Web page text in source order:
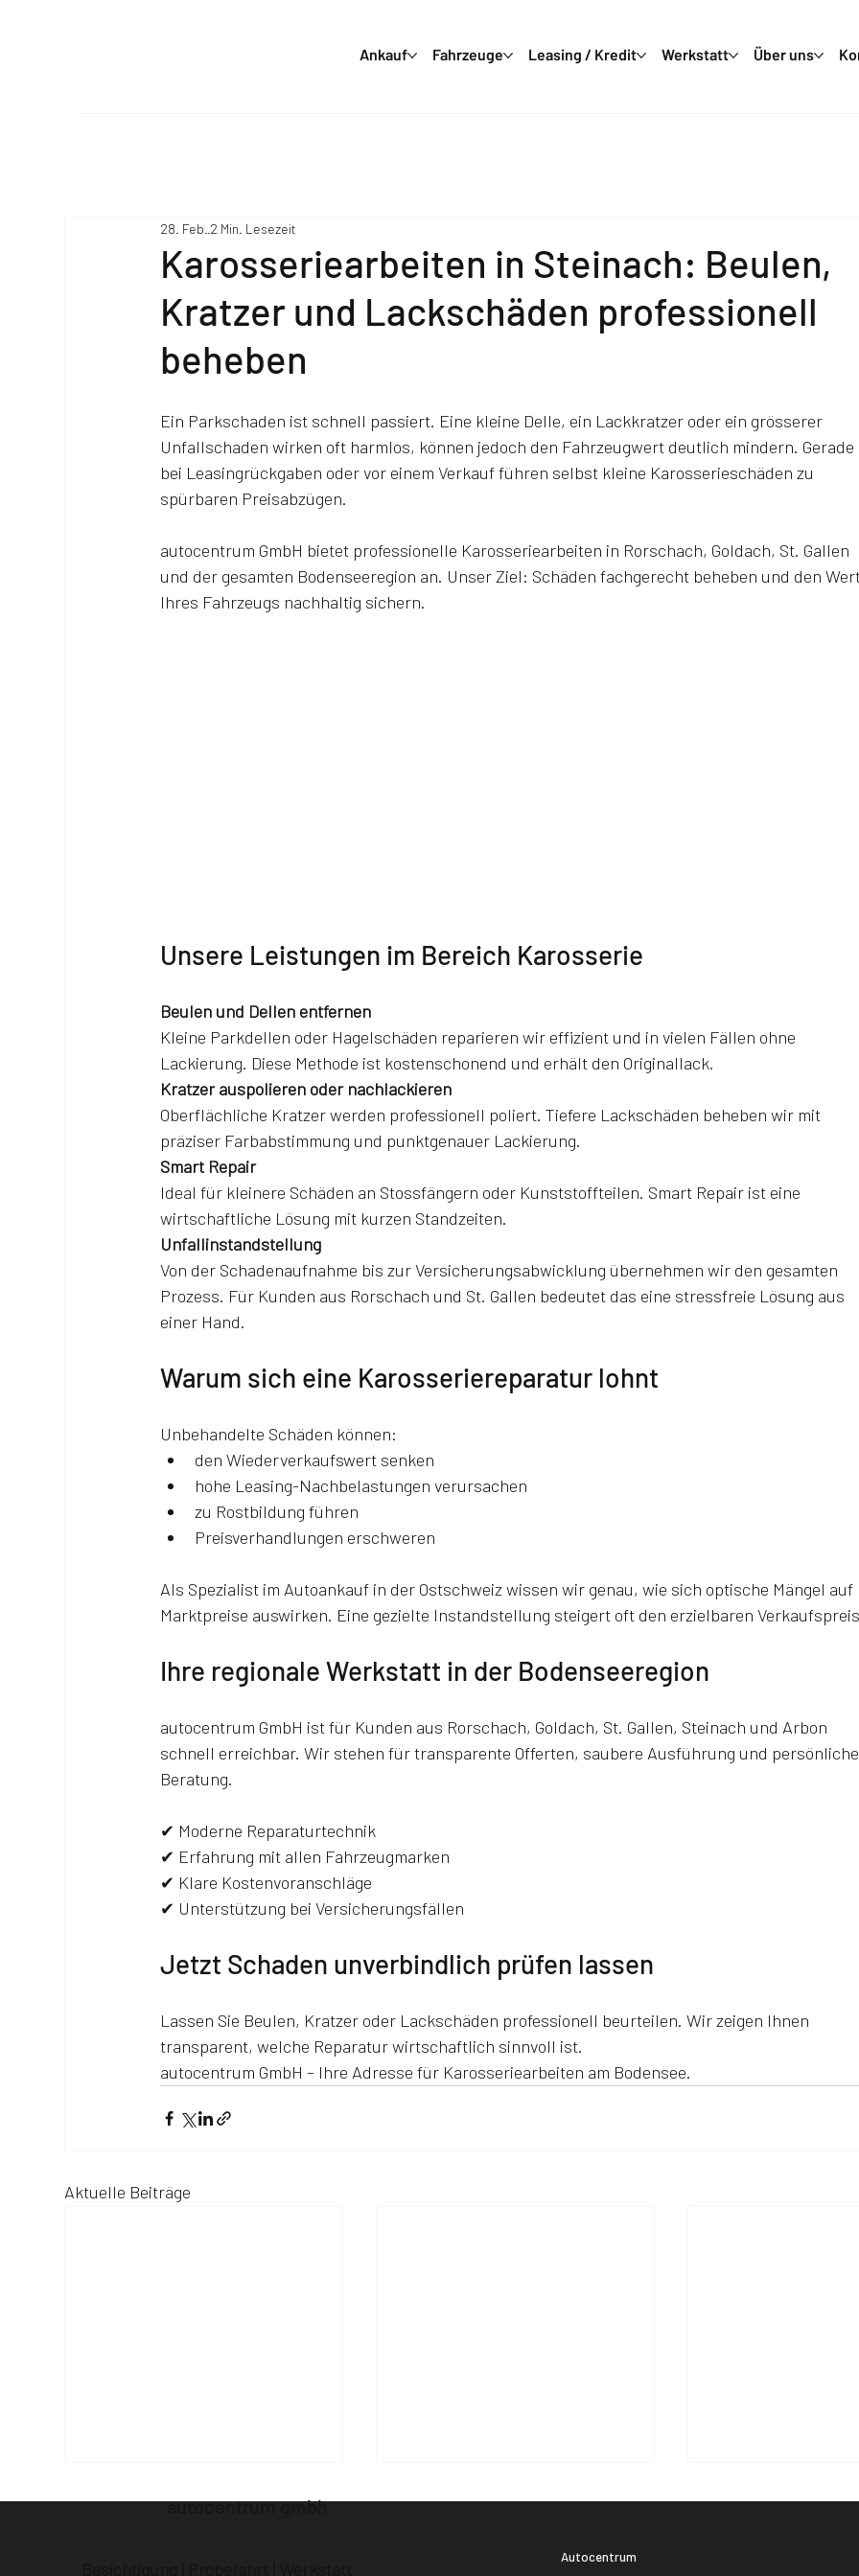
Ankauf Fahrzeuge Leasing / Kredit Werkstatt Über uns
Karosseriearbeiten in Steinach: Beulen,
Kratzer und Lackschäden professionell
beheben
28. Feb. 2 Min. Lesezeit
Ein Parkschaden ist schnell passiert. Eine kleine Delle, ein Lackkratzer oder ein grösserer
Unfallschaden wirken oft harmlos, können jedoch den Fahrzeugwert deutlich mindern. Gerade
bei Leasingrückgaben oder vor einem Verkauf führen selbst kleine Karosserieschäden zu
spürbaren Preisabzügen.
autocentrum GmbH bietet professionelle Karosseriearbeiten in Rorschach, Goldach, St. Gallen
und der gesamten Bodenseeregion an. Unser Ziel: Schäden fachgerecht beheben und den
Ihres Fahrzeugs nachhaltig sichern.
Unsere Leistungen im Bereich Karosserie
Beulen und Dellen entfernen
Kleine Parkdellen oder Hagelschäden reparieren wir effizient und in vielen Fällen ohne
Lackierung. Diese Methode ist kostenschonend und erhält den Originallack.
Kratzer auspolieren oder nachlackieren
Oberflächliche Kratzer werden professionell poliert. Tiefere Lackschäden beheben wir mit
präziser Farbabstimmung und punktgenauer Lackierung.
Smart Repair
Ideal für kleinere Schäden an Stossfängern oder Kunststoffteilen. Smart Repair ist eine
wirtschaftliche Lösung mit kurzen Standzeiten.
Unfallinstandstellung
Von der Schadenaufnahme bis zur Versicherungsabwicklung übernehmen wir den gesamten
Prozess. Für Kunden aus Rorschach und St. Gallen bedeutet das eine stressfreie Lösung aus
einer Hand.
Warum sich eine Karosseriereparatur lohnt
Unbehandelte Schäden können:
den Wiederverkaufswert senken
hohe Leasing-Nachbelastungen verursachen
zu Rostbildung führen
Preisverhandlungen erschweren
Als Spezialist im Autoankauf in der Ostschweiz wissen wir genau, wie sich optische Mängel auf
Marktpreise auswirken. Eine gezielte Instandstellung steigert oft den erzielbaren
Ihre regionale Werkstatt in der Bodenseeregion
autocentrum GmbH ist für Kunden aus Rorschach, Goldach, St. Gallen, Steinach und Arbon
schnell erreichbar. Wir stehen für transparente Offerten, saubere Ausführung und
Beratung.
✔ Moderne Reparaturtechnik
✔ Erfahrung mit allen Fahrzeugmarken
✔ Klare Kostenvoranschläge
✔ Unterstützung bei Versicherungsfällen
Jetzt Schaden unverbindlich prüfen lassen
Lassen Sie Beulen, Kratzer oder Lackschäden professionell beurteilen. Wir zeigen Ihnen
transparent, welche Reparatur wirtschaftlich sinnvoll ist.
autocentrum GmbH – Ihre Adresse für Karosseriearbeiten am Bodensee.
Aktuelle Beiträge
autocentrum gmbh
Autocentrum